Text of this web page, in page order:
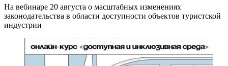
На вебинаре 20 августа о масштабных изменениях
законодательства в области доступности объектов туристской
индустрии